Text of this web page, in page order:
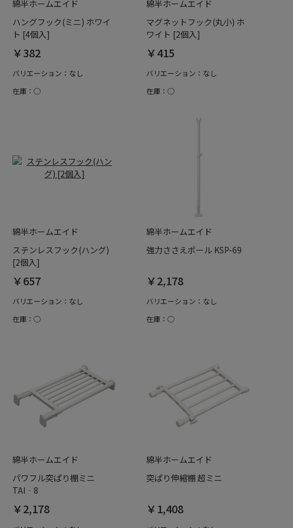
綿半ホームエイド
ハングフック(ミニ) ホワイ
ト [4個入]
￥382
バリエーション：なし
在庫：○
綿半ホームエイド
マグネットフック(丸小) ホ
ワイト [2個入]
￥415
バリエーション：なし
在庫：○
綿半ホームエイド
ステンレスフック(ハング)
[2個入]
￥657
バリエーション：なし
在庫：○
綿半ホームエイド
強力ささえポール KSP-69
￥2,178
バリエーション：なし
在庫：○
綿半ホームエイド
パワフル突ぱり棚ミニ
TAI‐8
￥2,178
綿半ホームエイド
突ぱり伸縮棚 超ミニ
￥1,408